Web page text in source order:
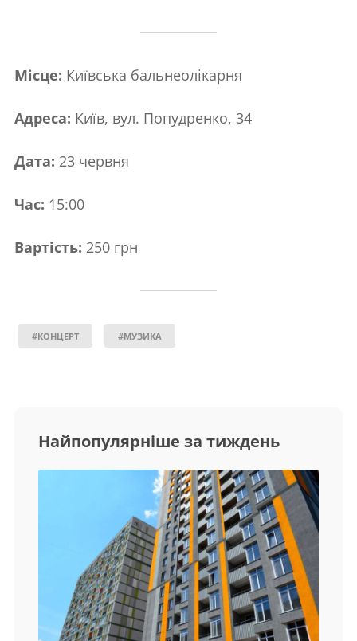
Місце: Київська бальнеолікарня
Адреса: Київ, вул. Попудренко, 34
Дата: 23 червня
Час: 15:00
Вартість: 250 грн
#КОНЦЕРТ #МУЗИКА
Найпопулярніше за тиждень